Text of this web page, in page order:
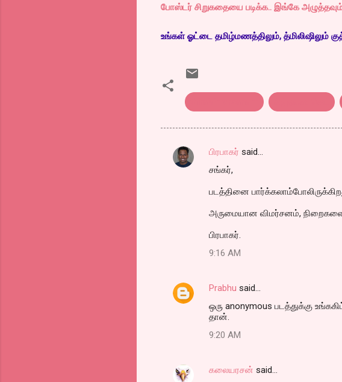
போஸ்டர் சிறுகதையை படிக்க.. இங்கே
உங்கள் ஓட்டை தமிழ்மணத்திலும், த்மிலிஷிலும்
C
பிரபாகர் said…
சங்கர்,
படத்தினை
அருமையான விமர்சனம்,
பிரபாகர்.
9:16 AM
Prabhu said…
ஒரு anonymous படத்துக்கு
தான்.
9:20 AM
கலையரசன் said…